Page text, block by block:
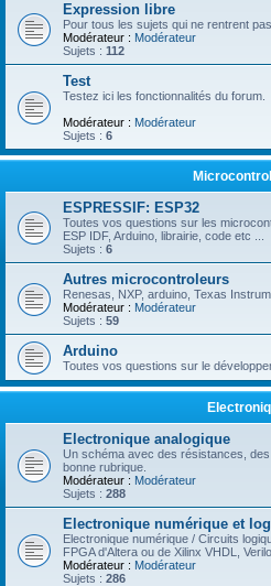
Expression libre
Pour tous les sujets qui ne rentrent
Modérateur : Modérateur
Sujets : 112
Test
Testez ici les fonctionnalités du forum.
Modérateur : Modérateur
Sujets : 6
ESPRESSIF: ESP32
Toutes vos questions sur les
ESP IDF, Arduino, librairie, code etc ...
Sujets : 6
Autres microcontroleurs
Renesas, NXP, arduino, Texas
Modérateur : Modérateur
Sujets : 59
Arduino
Toutes vos questions sur le
Electronique analogique
Un schéma avec des résistances,
bonne rubrique.
Modérateur : Modérateur
Sujets : 288
Electronique numérique et
Electronique numérique / Circuits
FPGA d'Altera ou de Xilinx VHDL,
Modérateur : Modérateur
Sujets : 286